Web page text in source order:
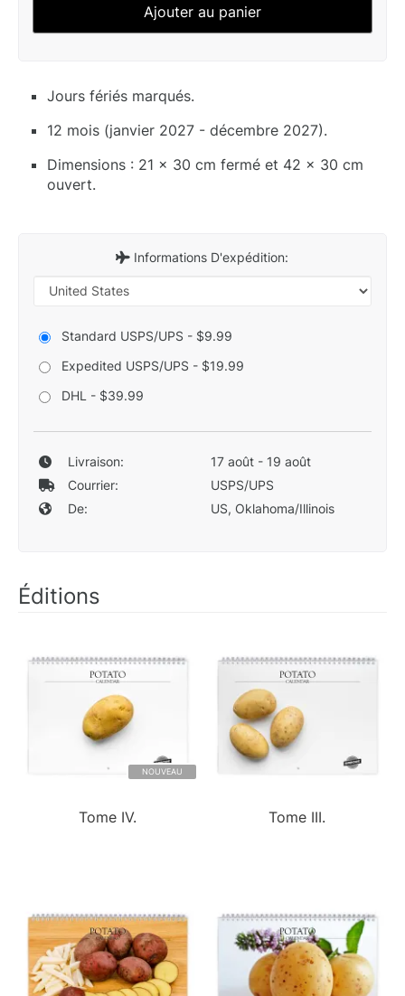
Ajouter au panier
Jours fériés marqués.
12 mois (janvier 2027 - décembre 2027).
Dimensions : 21 x 30 cm fermé et 42 x 30 cm
ouvert.
Informations D'expédition:
Standard USPS/UPS - $9.99
Expedited USPS/UPS - $19.99
DHL - $39.99
Livraison:
17 août - 19 août
Courrier:
USPS/UPS
De:
US, Oklahoma/Illinois
Éditions
NOUVEAU
Tome IV. Tome III.